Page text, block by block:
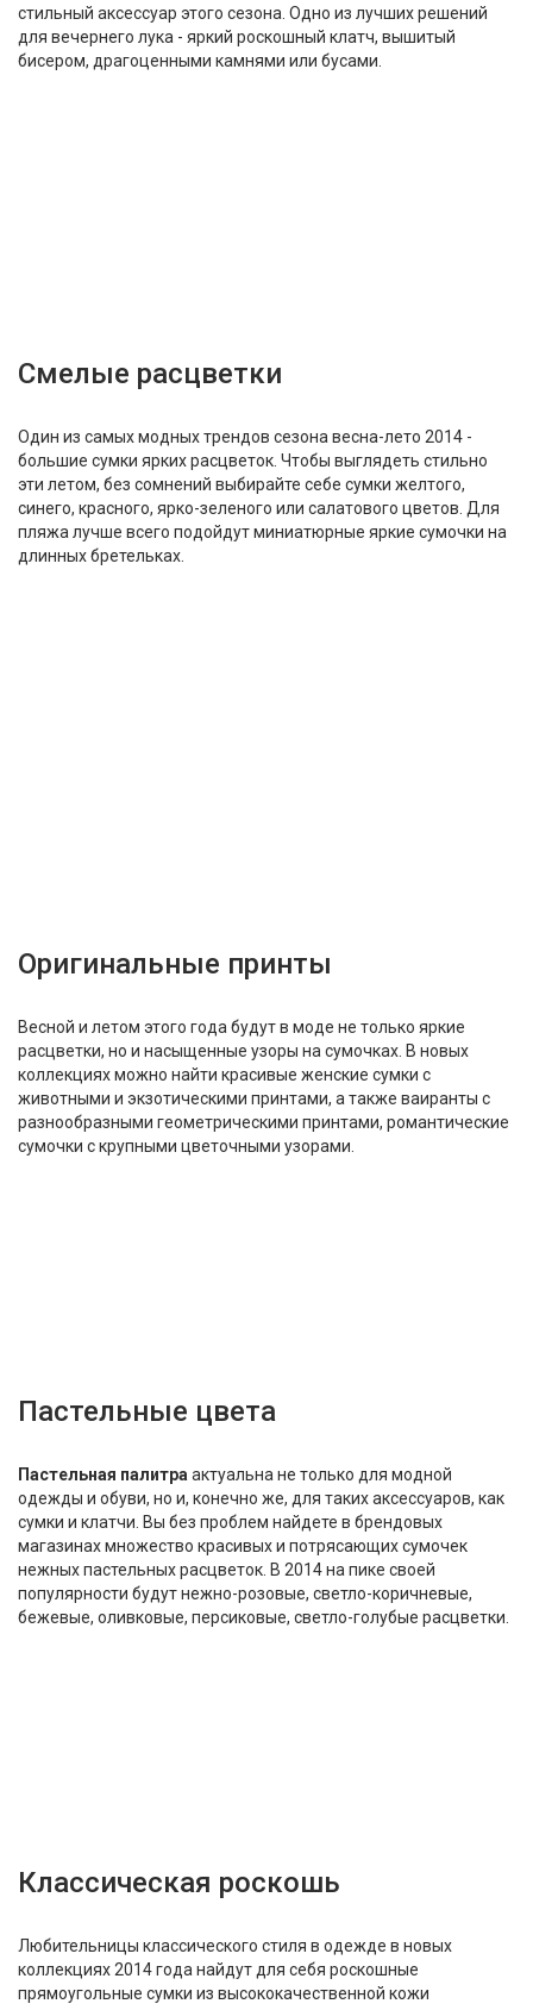
стильный аксессуар этого сезона. Одно из лучших решений
для вечернего лука - яркий роскошный клатч, вышитый
бисером, драгоценными камнями или бусами.
Смелые расцветки
Один из самых модных трендов сезона весна-лето 2014 -
большие сумки ярких расцветок. Чтобы выглядеть стильно
эти летом, без сомнений выбирайте себе сумки желтого,
синего, красного, ярко-зеленого или салатового цветов. Для
пляжа лучше всего подойдут миниатюрные яркие сумочки на
длинных бретельках.
Оригинальные принты
Весной и летом этого года будут в моде не только яркие
расцветки, но и насыщенные узоры на сумочках. В новых
коллекциях можно найти красивые женские сумки с
животными и экзотическими принтами, а также ваиранты с
разнообразными геометрическими принтами, романтические
сумочки с крупными цветочными узорами.
Пастельные цвета
Пастельная палитра актуальна не только для модной
одежды и обуви, но и, конечно же, для таких аксессуаров, как
сумки и клатчи. Вы без проблем найдете в брендовых
магазинах множество красивых и потрясающих сумочек
нежных пастельных расцветок. В 2014 на пике своей
популярности будут нежно-розовые, светло-коричневые,
бежевые, оливковые, персиковые, светло-голубые расцветки.
Классическая роскошь
Любительницы классического стиля в одежде в новых
коллекциях 2014 года найдут для себя роскошные
прямоугольные сумки из высококачественной кожи